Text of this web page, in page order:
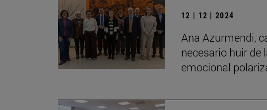
12 | 12 | 2024
Ana Azurmendi,
necesario huir de
emocional